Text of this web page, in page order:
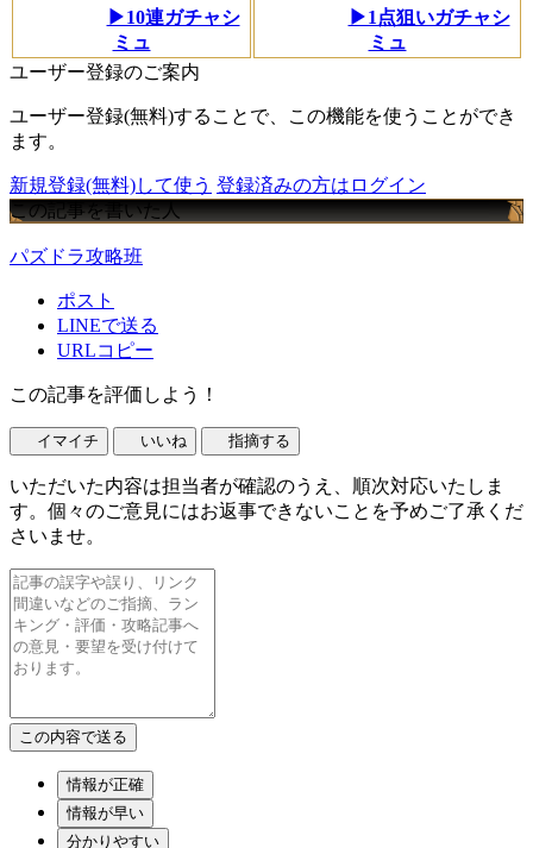
▶10連ガチャシ
ミュ
▶1点狙いガチャシ
ミュ
ユーザー登録のご案内
ユーザー登録(無料)することで、この機能を使うことができ
ます。
新規登録(無料)して使う 登録済みの方はログイン
この記事を書いた人
パズドラ攻略班
ポスト
LINEで送る
URLコピー
この記事を評価しよう！
イマイチ いいね 指摘する
いただいた内容は担当者が確認のうえ、順次対応いたしま
す。個々のご意見にはお返事できないことを予めご了承くだ
さいませ。
情報が正確
情報が早い
分かりやすい